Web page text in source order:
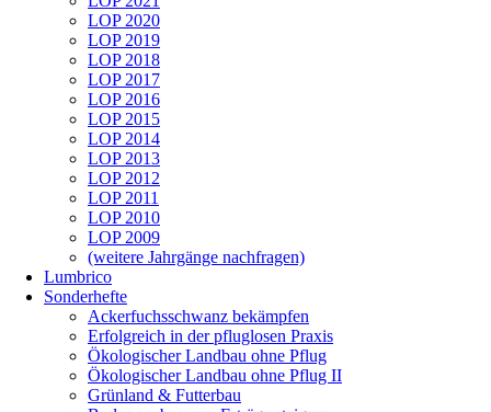
LOP 2020
LOP 2019
LOP 2018
LOP 2017
LOP 2016
LOP 2015
LOP 2014
LOP 2013
LOP 2012
LOP 2011
LOP 2010
LOP 2009
(weitere Jahrgänge nachfragen)
Lumbrico
Sonderhefte
Ackerfuchsschwanz bekämpfen
Erfolgreich in der pfluglosen Praxis
Ökologischer Landbau ohne Pflug
Ökologischer Landbau ohne Pflug II
Grünland & Futterbau